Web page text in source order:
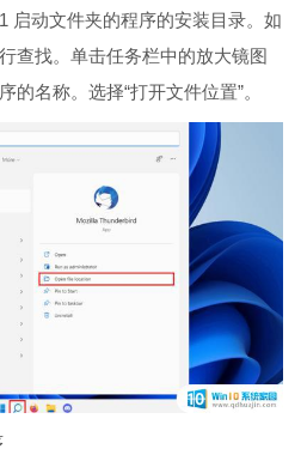
启动文件夹的程序的安装目录。如
查找。单击任务栏中的放大镜图
名称。选择“打开文件位置”。